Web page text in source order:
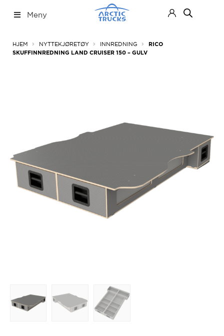
til
til
Meny
HJEM NYTTEKJØRETØY INNREDNING
RICO
SKUFFINNREDNING LAND CRUISER 150 – GULV